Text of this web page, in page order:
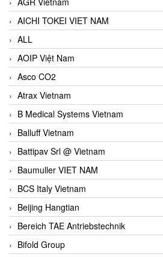
AICHI TOKEI VIET NAM
ALL
AOIP Việt Nam
Asco CO2
Atrax Vietnam
B Medical Systems Vietnam
Balluff Vietnam
Battipav Srl @ Vietnam
Baumuller VIET NAM
BCS Italy Vietnam
Beijing Hangtian
Bereich TAE Antriebstechnik
Bifold Group